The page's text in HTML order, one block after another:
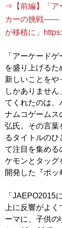
⇒【前編】「ア
カーの挑戦――
が移植に」
「アーケード
を盛り上げるた
新しいことをや
しかありません
てくれたのは、
ナムコゲームス
弘氏。その言葉
るタイトルのひ
て注目を集める
ケモンとタッグ
開発した『ポッ
「JAEPO2015
上に反響がよ
ーマに、子供の